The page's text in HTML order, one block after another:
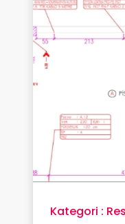
Kategori :